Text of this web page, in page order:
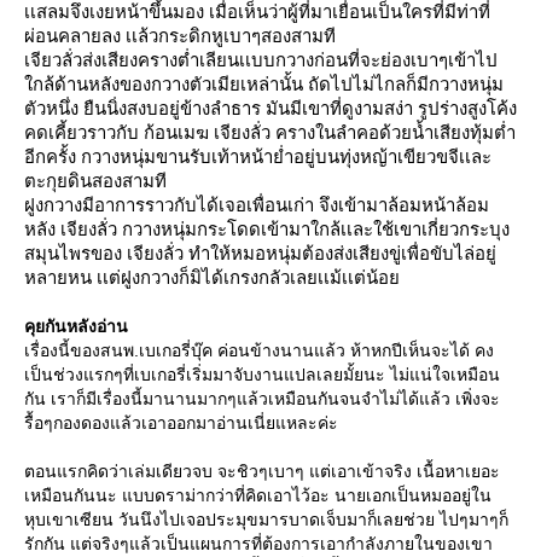
เเสลมจึงเงยหน้าขึ้นมอง เมื่อเห็นว่าผู้ที่มาเยื่อนเป็นใครที่มีท่าที่
ผ่อนคลายลง เเล้วกระดิกหูเบาๆสองสามที
เจียวลั่วส่งเสียงครางต่ำเลียนเเบบกวางก่อนที่จะย่องเบาๆเข้าไป
กล้ด้านหลังของกวางตัวเมียเหล่านั้น ถัดไปไม่ไกลก็มีกวางหนุ่ม
ตัวหนึ่ง ยืนนิ่งสงบอยู่ข้างลำธาร มันมีเขาที่ดูงามสง่า รูปร่างสูงโค้ง
คดเคี้ยวราวกับ ก้อนเมฆ เจียงลั่ว ครางในลำคอด้วยน้ำเสียงทุ้มต่ำ
อีกครั้ง กวางหนุ่มขานรับเท้าหน้าย่ำอยู่บนทุ่งหญ้าเขียวขจีเเละ
ตะกุยดินสองสามที
ฝูงกวางมีอาการราวกับได้เจอเพื่อนเก่า จึงเข้ามาล้อมหน้าล้อม
หลัง เจียงลั่ว กวางหนุ่มกระโดดเข้ามาใกล้เเละใช้เขาเกี่ยวกระบุง
สมุนไพรของ เจียงลั่ว ทำให้หมอหนุ่มต้องส่งเสียงขู่เพื่อขับไล่อยู่
หลายหน เเต่ฝูงกวางก็มิได้เกรงกลัวเลยเเม้เเต่น้อ
คุยกันหลังอ่าน
เรื่องนี้ของสนพ.เบเกอรี่บุ๊ค ค่อนข้างนานแล้ว ห้าหกปีเห็นจะได้ คง
เป็นช่วงแรกๆที่เบเกอรี่เริ่มมาจับงานแปลเลยมั้ยนะ ไม่แน่ใจเหมือน
กัน เราก็มีเรื่องนี้มานานมากๆแล้วเหมือนกันจนจำไม่ได้แล้ว เพิ่งจะ
รื้อๆกองดองแล้วเอาออกมาอ่านเนี่ยแหละค่ะ
ตอนแรกคิดว่าเล่มเดียวจบ จะชิวๆเบาๆ แต่เอาเข้าจริง เนื้อหาเยอะ
เหมือนกันนะ แบบดราม่ากว่าที่คิดเอาไว้อะ นายเอกเป็นหมออยู่ใน
หุบเขาเซียน วันนึงไปเจอประมุขมารบาดเจ็บมาก็เลยช่วย ไปๆมาๆก็
รักกัน แต่จริงๆแล้วเป็นแผนการที่ต้องการเอากำลังภายในของเขา